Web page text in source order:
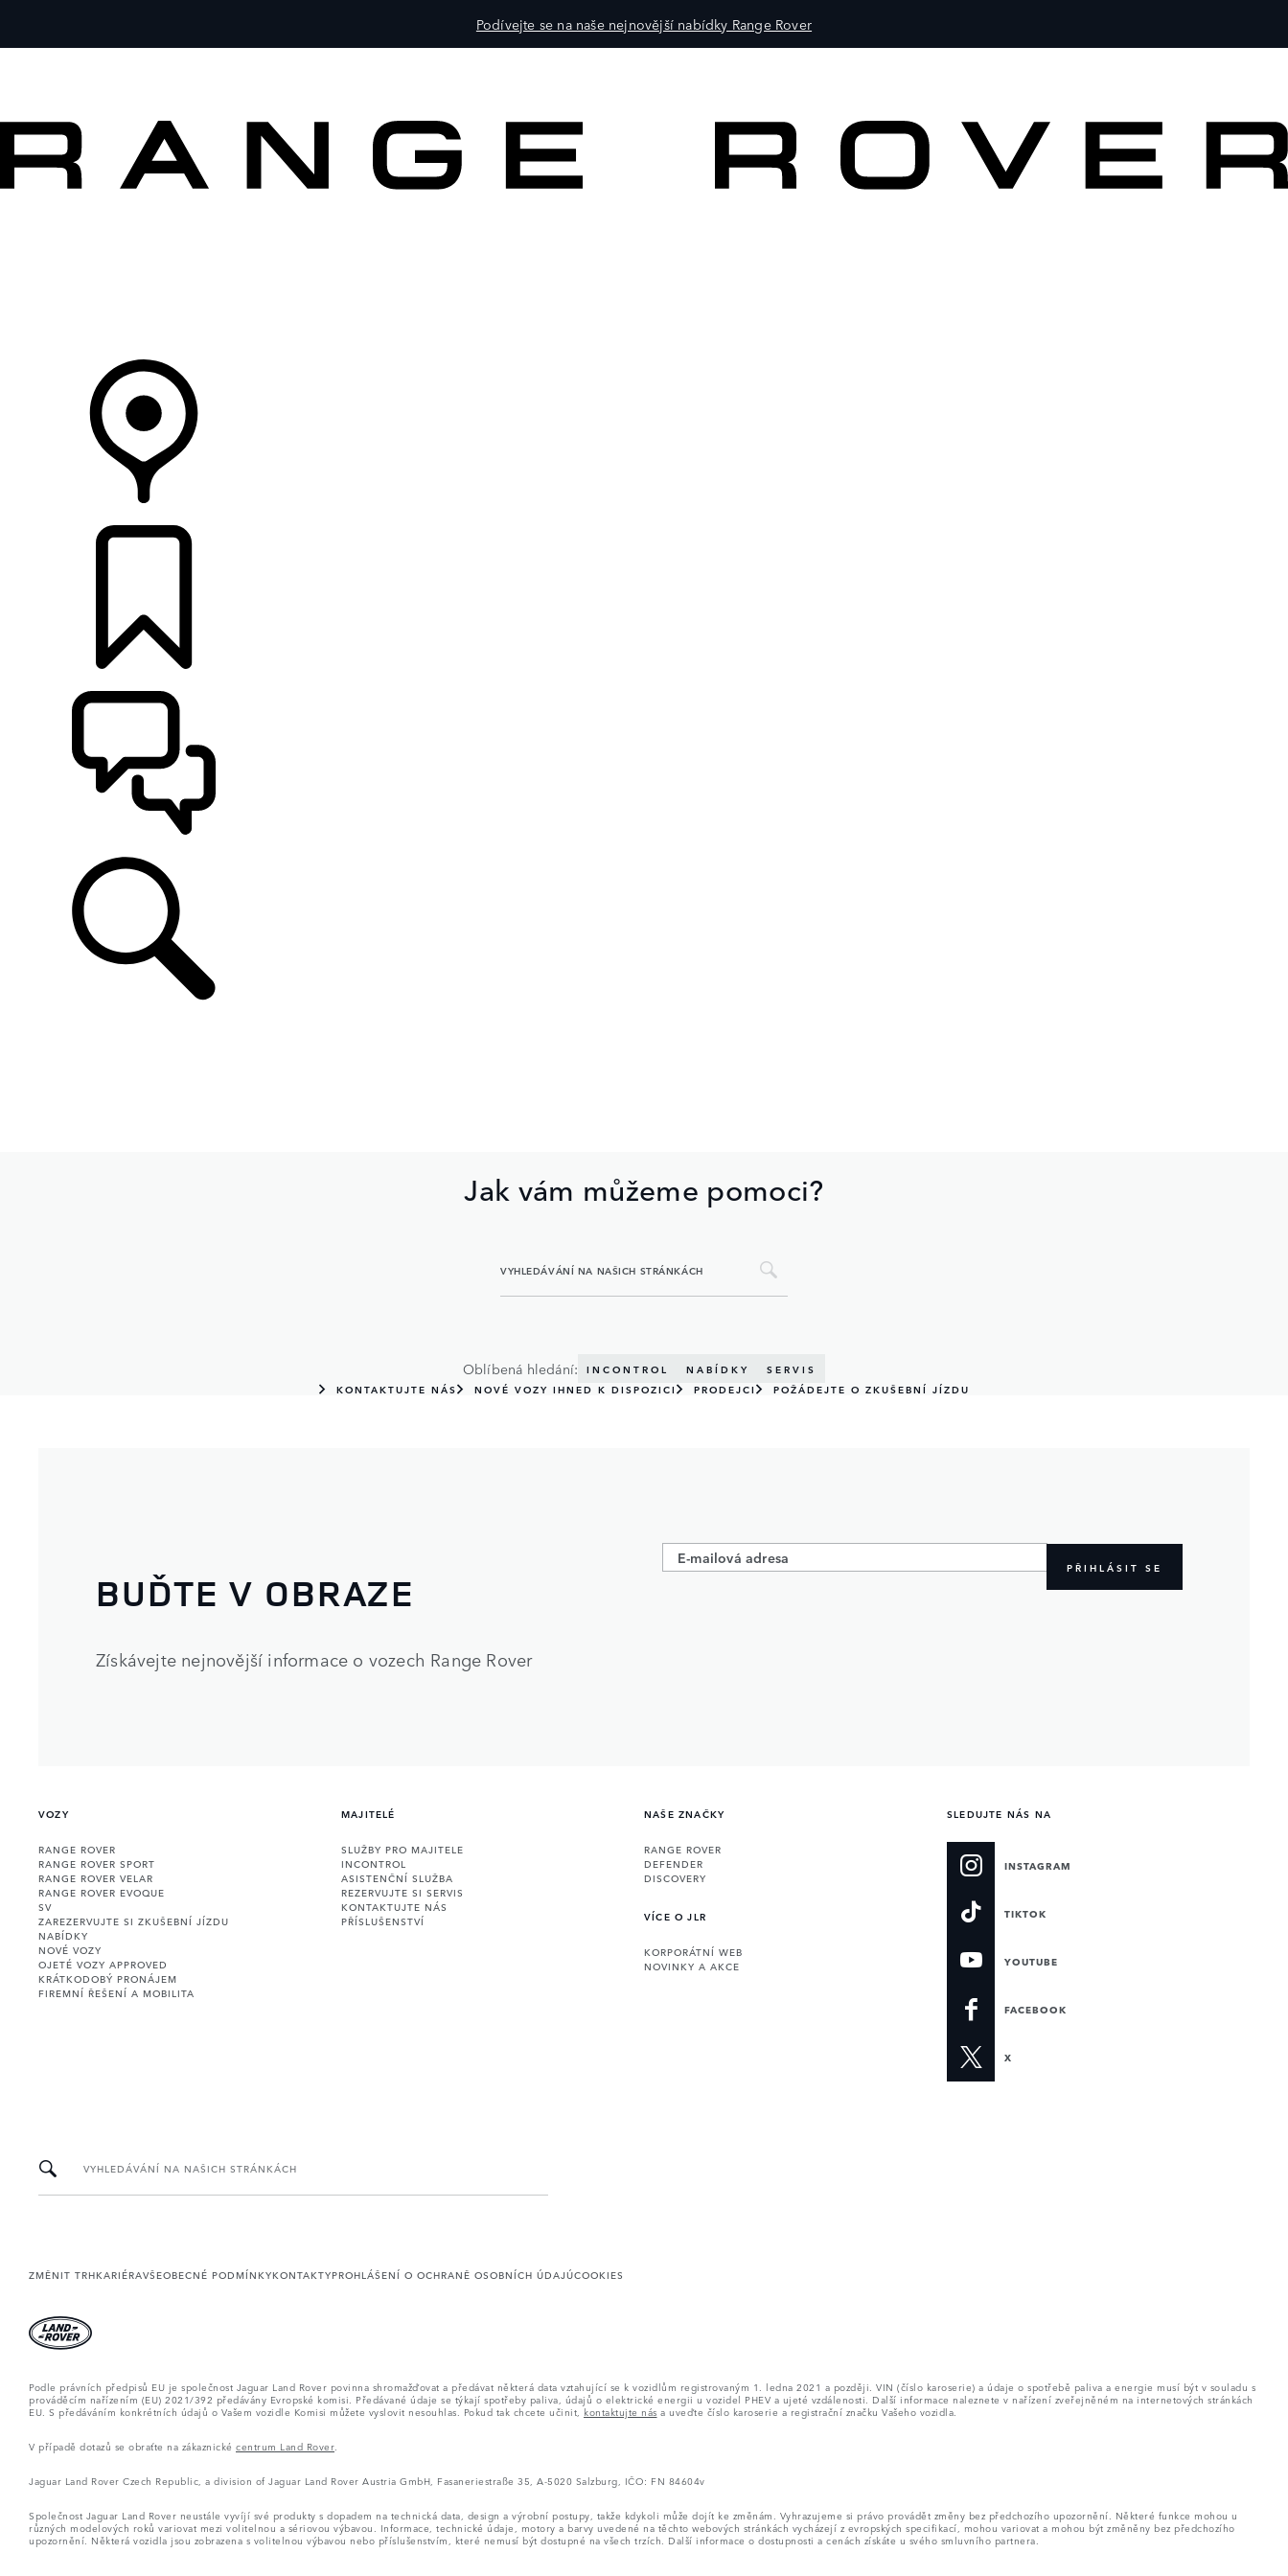
Podívejte se na naše nejnovější nabídky Range Rover
Jak vám můžeme pomoci?
Oblíbená hledání: INCONTROL NABÍDKY
SERVIS
KONTAKTUJTE NÁS
NOVÉ VOZY IHNED K DISPOZICI PRODEJCI POŽÁDEJTE O ZKUŠEBNÍ JÍZDU
BUĎTE V OBRAZE
Získávejte nejnovější informace o vozech Range Rover
PŘIHLÁSIT SE
VOZY
RANGE ROVER
RANGE ROVER SPORT
RANGE ROVER VELAR
RANGE ROVER EVOQUE
SV
ZAREZERVUJTE SI ZKUŠEBNÍ JÍZDU
NABÍDKY
NOVÉ VOZY
OJETÉ VOZY APPROVED
KRÁTKODOBÝ PRONÁJEM
FIREMNÍ ŘEŠENÍ A MOBILITA
MAJITELÉ
SLUŽBY PRO MAJITELE
INCONTROL
ASISTENČNÍ SLUŽBA
REZERVUJTE SI SERVIS
KONTAKTUJTE NÁS
PŘÍSLUŠENSTVÍ
NAŠE ZNAČKY
RANGE ROVER
DEFENDER
DISCOVERY
VÍCE O JLR
KORPORÁTNÍ WEB
NOVINKY A AKCE
SLEDUJTE NÁS NA
INSTAGRAM
TIKTOK
YOUTUBE
FACEBOOK
X
VYHLEDÁVÁNÍ NA NAŠICH STRÁNKÁCH
ZMĚNIT TRHKARIÉRAVŠEOBECNÉ PODMÍNKYKONTAKTYPROHLÁŠENÍ O OCHRANĚ OSOBNÍCH ÚDAJÚCOOKIES
Podle právních předpisů EU je společnost Jaguar Land Rover povinna shromažďovat a předávat některá data vztahující se k vozidlům registrovaným 1. ledna 2021 a později. VIN (číslo karoserie) a údaje o spotřebě paliva a energie musí být v souladu s
prováděcím nařízením (EU) 2021/392 předávány Evropské komisi. Předávané údaje se týkají spotřeby paliva, údajů o elektrické energii u vozidel PHEV a ujeté vzdálenosti. Další informace naleznete v nařízení zveřejněném na internetových stránkách
EU. S předáváním konkrétních údajů o Vašem vozidle Komisi můžete vyslovit nesouhlas. Pokud tak chcete učinit,kontaktujte nás a uveďte číslo karoserie a registrační značku Vašeho vozidla.
V případě dotazů se obraťte na zákaznické centrum Land Rover
Jaguar Land Rover Czech Republic, a division of Jaguar Land Rover Austria GmbH, Fasaneriestraße 35, A-5020 Salzburg, IČO: FN 84604v
Společnost Jaguar Land Rover neustále vyvíjí své produkty s dopadem na technická data, design a výrobní postupy, takže kdykoli může dojít ke změnám. Vyhrazujeme si právo provádět změny bez předchozího upozornění. Některé funkce mohou u
různých modelových roků variovat mezi volitelnou a sériovou výbavou. Informace, technické údaje, motory a barvy uvedené na těchto webových stránkách vycházejí z evropských specifikací, mohou variovat a mohou být změněny bez předchozího
upozornění. Některá vozidla jsou zobrazena s volitelnou výbavou nebo příslušenstvím, které nemusí být dostupné na všech trzích. Další informace o dostupnosti a cenách získáte u svého smluvního partnera.